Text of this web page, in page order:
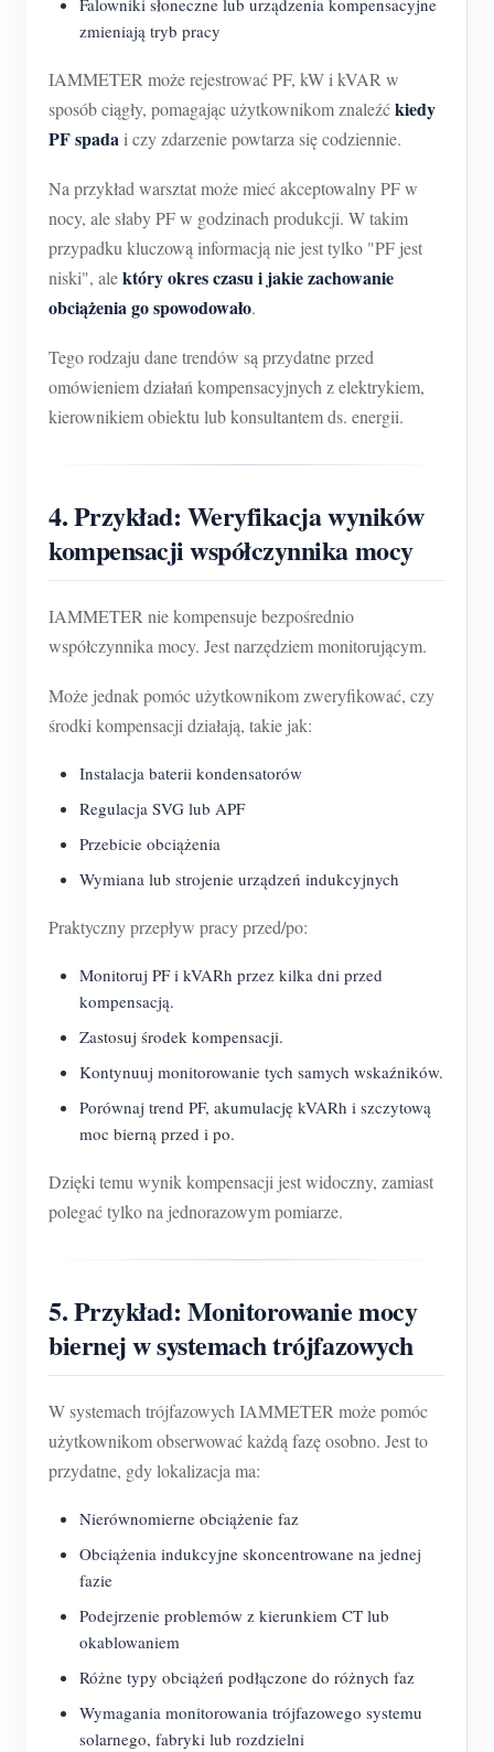
Falowniki słoneczne lub urządzenia kompensacyjne
zmieniają tryb pracy
IAMMETER może rejestrować PF, kW i kVAR w
sposób ciągły, pomagając użytkownikom znaleźćkiedy
PF spada i czy zdarzenie powtarza się codziennie.
Na przykład warsztat może mieć akceptowalny PF w
nocy, ale słaby PF w godzinach produkcji. W takim
przypadku kluczową informacją nie jest tylko "PF jest
niski", alektóry okres czasu i jakie zachowanie
obciążenia go spowodowało.
Tego rodzaju dane trendów są przydatne przed
omówieniem działań kompensacyjnych z elektrykiem,
kierownikiem obiektu lub konsultantem ds. energii.
4. Przykład: Weryfikacja wyników
kompensacji współczynnika mocy
IAMMETER nie kompensuje bezpośrednio
współczynnika mocy. Jest narzędziem monitorującym.
Może jednak pomóc użytkownikom zweryfikować, czy
środki kompensacji działają, takie jak:
Instalacja baterii kondensatorów
Regulacja SVG lub APF
Przebicie obciążenia
Wymiana lub strojenie urządzeń indukcyjnych
Praktyczny przepływ pracy przed/po:
Monitoruj PF i kVARh przez kilka dni przed
kompensacją.
Zastosuj środek kompensacji.
Kontynuuj monitorowanie tych samych wskaźników.
Porównaj trend PF, akumulację kVARh i szczytową
moc bierną przed i po.
Dzięki temu wynik kompensacji jest widoczny, zamiast
polegać tylko na jednorazowym pomiarze.
5. Przykład: Monitorowanie mocy
biernej w systemach trójfazowych
W systemach trójfazowych IAMMETER może pomóc
użytkownikom obserwować każdą fazę osobno. Jest to
przydatne, gdy lokalizacja ma:
Nierównomierne obciążenie faz
Obciążenia indukcyjne skoncentrowane na jednej
fazie
Podejrzenie problemów z kierunkiem CT lub
okablowaniem
Różne typy obciążeń podłączone do różnych faz
Wymagania monitorowania trójfazowego systemu
solarnego, fabryki lub rozdzielni